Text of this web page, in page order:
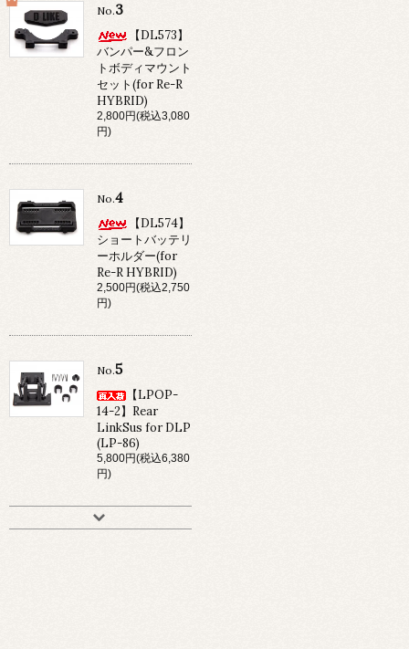
No.3
【DL573】
バンパー&フロン
トボディマウント
セット(for Re-R
HYBRID)
2,800円(税込3,080
円)
No.4
【DL574】
ショートバッテリ
ーホルダー(for
Re-R HYBRID)
2,500円(税込2,750
円)
No.5
【LPOP-
14-2】Rear
LinkSus for DLP
(LP-86)
5,800円(税込6,380
円)